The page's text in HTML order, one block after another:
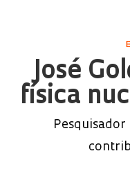
José
física
Pesquisador